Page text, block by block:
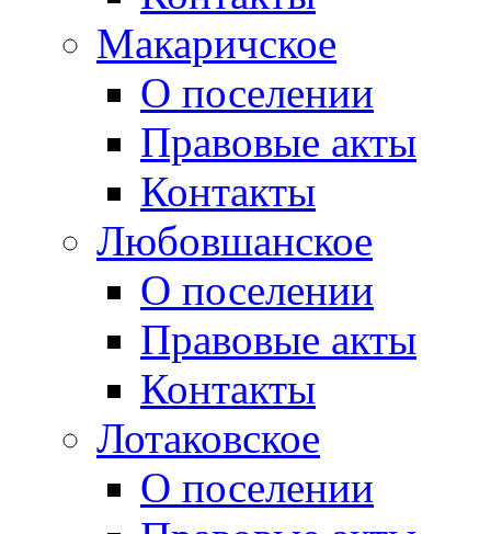
Макаричское
О поселении
Правовые акты
Контакты
Любовшанское
О поселении
Правовые акты
Контакты
Лотаковское
О поселении